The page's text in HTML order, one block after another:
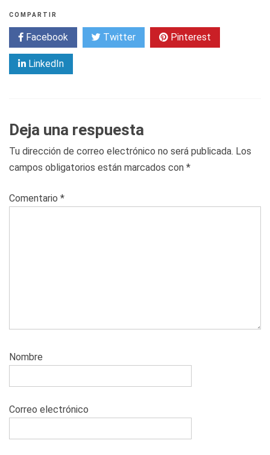
COMPARTIR
Facebook Twitter Pinterest
LinkedIn
Deja una respuesta
Tu dirección de correo electrónico no será publicada. Los
campos obligatorios están marcados con *
Comentario *
Nombre
Correo electrónico